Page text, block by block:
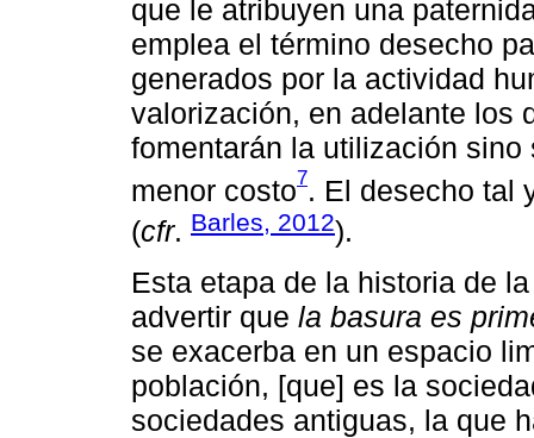
que le atribuyen una
emplea el término desecho
generados por la actividad
valorización, en adelante los
fomentarán la utilización
menor costo7. El desecho tal
(cfr. Barles, 2012).
Esta etapa de la historia de
advertir que la basura es
se exacerba en un espacio
población, [que] es la
sociedades antiguas, la que